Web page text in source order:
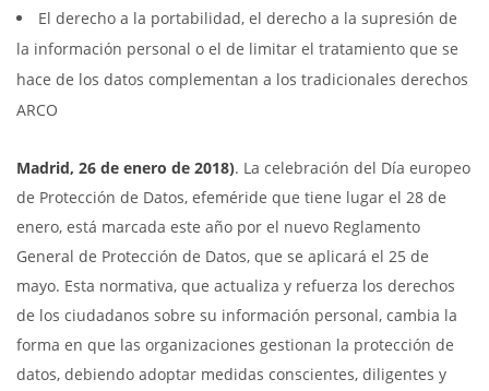
El derecho a la portabilidad, el derecho a la supresión de
la información personal o el de limitar el tratamiento que se
hace de los datos complementan a los tradicionales derechos
ARCO
Madrid, 26 de enero de 2018). La celebración del Día europeo
de Protección de Datos, efeméride que tiene lugar el 28 de
enero, está marcada este año por el nuevo Reglamento
General de Protección de Datos, que se aplicará el 25 de
mayo. Esta normativa, que actualiza y refuerza los derechos
de los ciudadanos sobre su información personal, cambia la
forma en que las organizaciones gestionan la protección de
datos, debiendo adoptar medidas conscientes, diligentes y